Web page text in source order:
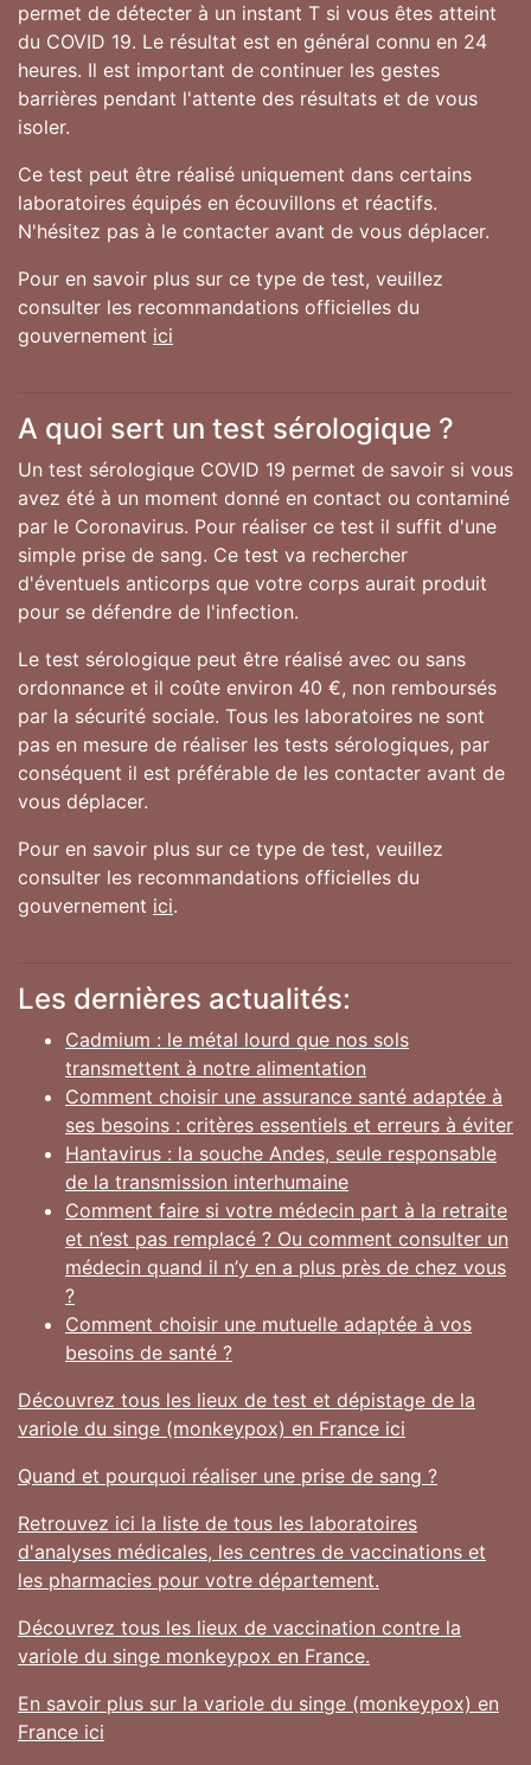
permet de détecter à un instant T si vous êtes atteint
du COVID 19. Le résultat est en général connu en 24
heures. Il est important de continuer les gestes
barrières pendant l'attente des résultats et de vous
isoler.
Ce test peut être réalisé uniquement dans certains
laboratoires équipés en écouvillons et réactifs.
N'hésitez pas à le contacter avant de vous déplacer.
Pour en savoir plus sur ce type de test, veuillez
consulter les recommandations officielles du
gouvernement ici
A quoi sert un test sérologique ?
Un test sérologique COVID 19 permet de savoir si vous
avez été à un moment donné en contact ou contaminé
par le Coronavirus. Pour réaliser ce test il suffit d'une
simple prise de sang. Ce test va rechercher
d'éventuels anticorps que votre corps aurait produit
pour se défendre de l'infection.
Le test sérologique peut être réalisé avec ou sans
ordonnance et il coûte environ 40 €, non remboursés
par la sécurité sociale. Tous les laboratoires ne sont
pas en mesure de réaliser les tests sérologiques, par
conséquent il est préférable de les contacter avant de
vous déplacer.
Pour en savoir plus sur ce type de test, veuillez
consulter les recommandations officielles du
gouvernement ici.
Les dernières actualités:
Cadmium : le métal lourd que nos sols
transmettent à notre alimentation
Comment choisir une assurance santé adaptée à
ses besoins : critères essentiels et erreurs à éviter
Hantavirus : la souche Andes, seule responsable
de la transmission interhumaine
Comment faire si votre médecin part à la retraite
et n’est pas remplacé ? Ou comment consulter un
médecin quand il n’y en a plus près de chez vous
?
Comment choisir une mutuelle adaptée à vos
besoins de santé ?
Découvrez tous les lieux de test et dépistage de la
variole du singe (monkeypox) en France ici
Quand et pourquoi réaliser une prise de sang ?
Retrouvez ici la liste de tous les laboratoires
d'analyses médicales, les centres de vaccinations et
les pharmacies pour votre département.
Découvrez tous les lieux de vaccination contre la
variole du singe monkeypox en France.
En savoir plus sur la variole du singe (monkeypox) en
France ici